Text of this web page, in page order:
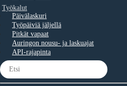
Työkalut
Päivälaskuri
Työpäiviä jäljellä
Pitkät vapaat
Auringon nousu- ja laskuajat
API-rajapinta